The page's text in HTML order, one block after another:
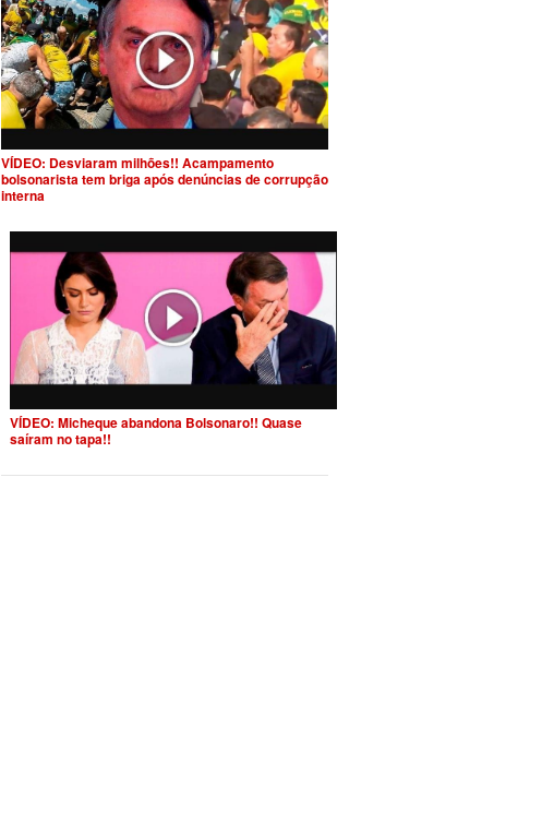
VÍDEO: Desviaram milhões!! Acampamento
bolsonarista tem briga após denúncias de corrupção
interna
VÍDEO: Micheque abandona Bolsonaro!! Quase
saíram no tapa!!